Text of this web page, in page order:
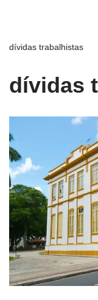
dívidas trabalhistas
dívidas